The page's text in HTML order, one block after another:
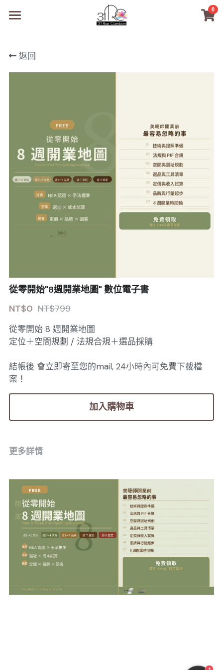
0
商品
PreMedi眼部護理
數位電子書
經典單根圓毛
超值購物金
WL睫毛
小紅書款
極細睫毛
W型睫毛
彩色睫毛
WORLDLASH
睫毛卸除
睫毛提拉
睫毛夾子
絕版扁毛
絕版圓毛
絕版W型
轉頭凝膠
凝膠筆刷
凝膠機器
檢定商品
OEM訂製
技術課程
最新文章
教學教室
NEA睫毛協會
繁體中文
返回
從零開始"8週開業地圖" 數位電子書
NT$0 NT$799
從零開始 8 週開業地圖
定位＋空間規劃 / 法規合規＋選品採購
結帳後 會立即寄至您的mail, 24小時內可免費下載檔
案！
加入購物車
更多詳情
×
商品分類
所有商品分類